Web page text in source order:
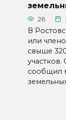
26
В
или
свыше
сообщил